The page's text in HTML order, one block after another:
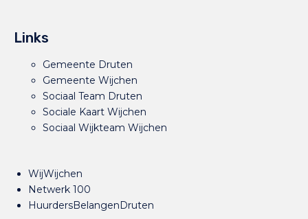
Links
Gemeente Druten
Gemeente Wijchen
Sociaal Team Druten
Sociale Kaart Wijchen
Sociaal Wijkteam Wijchen
WijWijchen
Netwerk 100
HuurdersBelangenDruten